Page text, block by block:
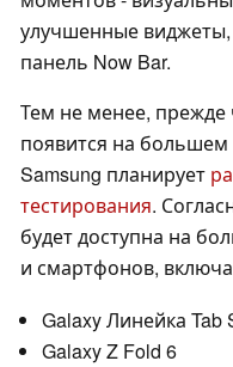
улучшенные
панель Now Bar.
Тем не менее, прежде
появится на большем
Samsung планирует
тестирования.
будет доступна на
и смартфонов,
Galaxy Линейка Tab
Galaxy Z Fold 6